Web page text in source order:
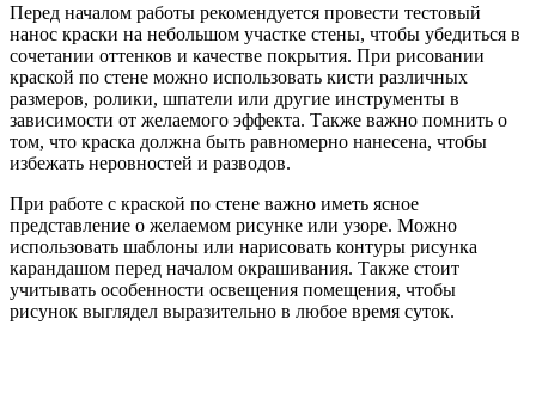
Перед началом работы рекомендуется провести тестовый
нанос краски на небольшом участке стены, чтобы убедиться в
сочетании оттенков и качестве покрытия. При рисовании
краской по стене можно использовать кисти различных
размеров, ролики, шпатели или другие инструменты в
зависимости от желаемого эффекта. Также важно помнить о
том, что краска должна быть равномерно нанесена, чтобы
избежать неровностей и разводов.
При работе с краской по стене важно иметь ясное
представление о желаемом рисунке или узоре. Можно
использовать шаблоны или нарисовать контуры рисунка
карандашом перед началом окрашивания. Также стоит
учитывать особенности освещения помещения, чтобы
рисунок выглядел выразительно в любое время суток.